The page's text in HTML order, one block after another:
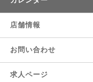
店舗情報
お問い合わせ
求人ページ